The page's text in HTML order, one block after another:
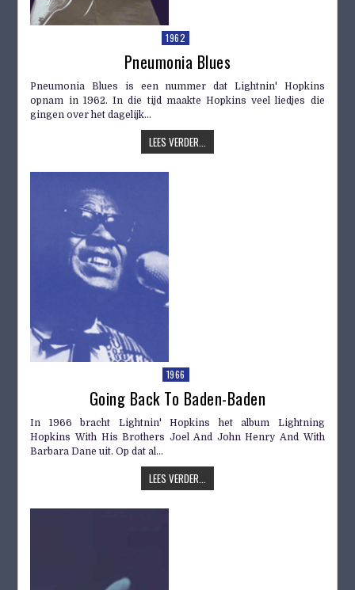
1962
Pneumonia Blues
Pneumonia Blues is een nummer dat Lightnin' Hopkins
opnam in 1962. In die tijd maakte Hopkins veel liedjes die
gingen over het dagelijk...
LEES VERDER...
1966
Going Back To Baden-Baden
In 1966 bracht Lightnin' Hopkins het album Lightning
Hopkins With His Brothers Joel And John Henry And With
Barbara Dane uit. Op dat al...
LEES VERDER...